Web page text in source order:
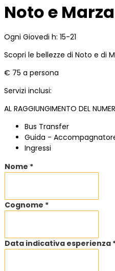
Noto e
Ogni Giovedi h: 15-21
Scopri le bellezze di Noto e di
€ 75 a persona
Servizi inclusi:
AL RAGGIUNGIMENTO DEL
Bus Transfer
Guida -
Ingressi
Nome *
Cognome *
Data indicativa esperienza